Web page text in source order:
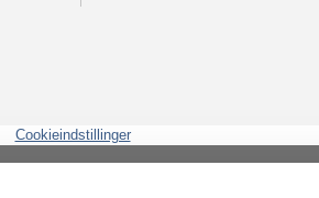
Cookieindstillinger